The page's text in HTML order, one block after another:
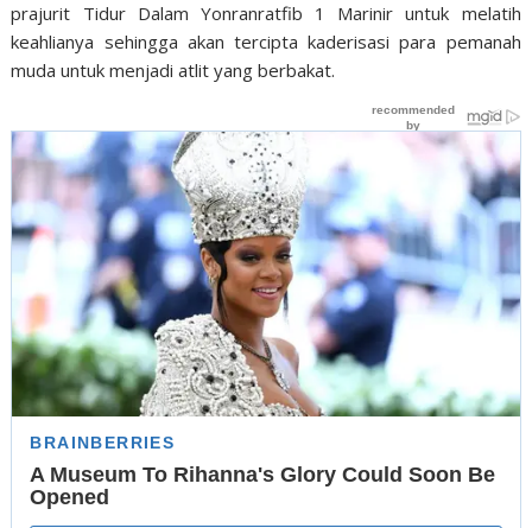
prajurit Tidur Dalam Yonranratfib 1 Marinir untuk melatih
keahlianya sehingga akan tercipta kaderisasi para pemanah
muda untuk menjadi atlit yang berbakat.